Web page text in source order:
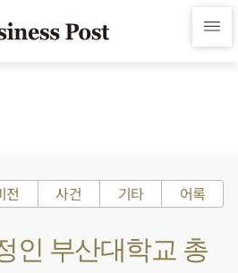
전 사건 기타 어록
인 부산대학교 총